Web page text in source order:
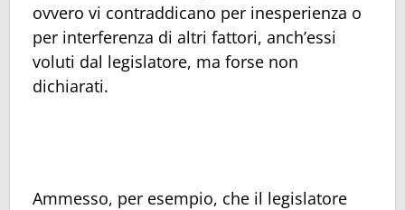
ovvero vi contraddicano per inesperienza o
per interferenza di altri fattori, anch’essi
voluti dal legislatore, ma forse non
dichiarati.
Ammesso, per esempio, che il legislatore